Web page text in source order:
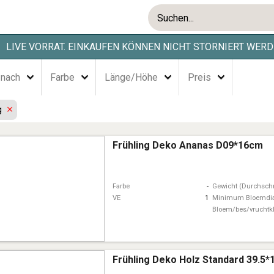
LIVE VORRAT. EINKAUFEN KÖNNEN NICHT STORNIERT
Farbe Länge/Höhe Preis
Frühling Deko Ananas D09*16cm
Farbe - Gewicht
VE
1
Minimum
Bloem/bes/
Frühling Deko Holz Standard